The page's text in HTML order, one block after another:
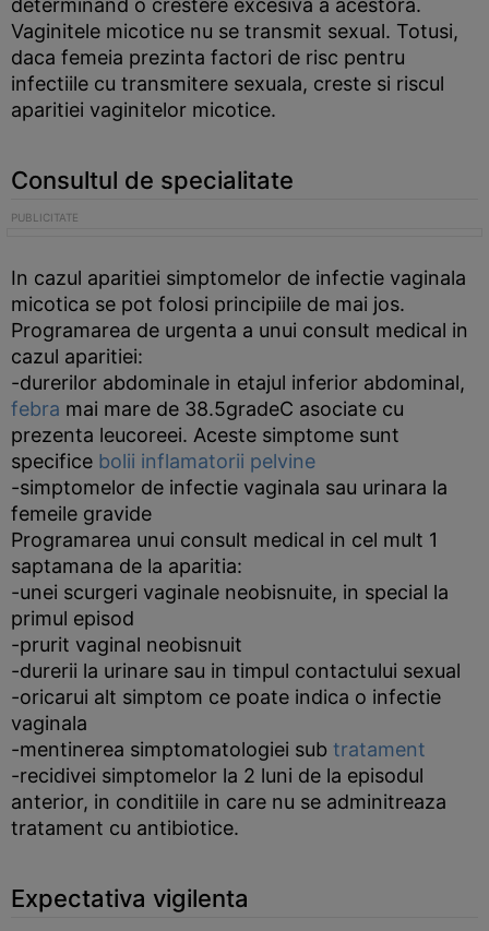
determinand o crestere excesiva a acestora.
Vaginitele micotice nu se transmit sexual. Totusi,
daca femeia prezinta factori de risc pentru
infectiile cu transmitere sexuala, creste si riscul
aparitiei vaginitelor micotice.
Consultul de specialitate
In cazul aparitiei simptomelor de infectie vaginala
micotica se pot folosi principiile de mai jos.
Programarea de urgenta a unui consult medical in
cazul aparitiei:
-durerilor abdominale in etajul inferior abdominal,
febra mai mare de 38.5gradeC asociate cu
prezenta leucoreei. Aceste simptome sunt
specifice bolii inflamatorii pelvine
-simptomelor de infectie vaginala sau urinara la
femeile gravide
Programarea unui consult medical in cel mult 1
saptamana de la aparitia:
-unei scurgeri vaginale neobisnuite, in special la
primul episod
-prurit vaginal neobisnuit
-durerii la urinare sau in timpul contactului sexual
-oricarui alt simptom ce poate indica o infectie
vaginala
-mentinerea simptomatologiei sub tratament
-recidivei simptomelor la 2 luni de la episodul
anterior, in conditiile in care nu se adminitreaza
tratament cu antibiotice.
Expectativa vigilenta